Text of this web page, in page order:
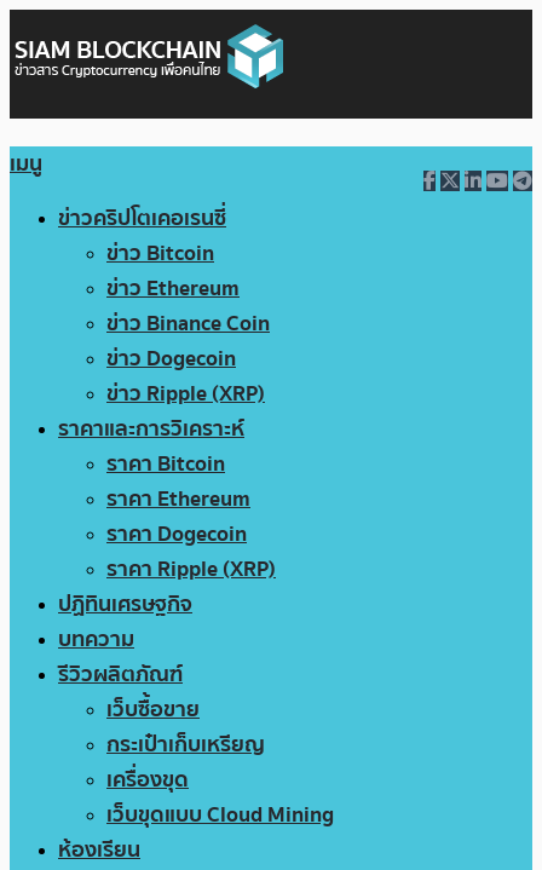
เมนู
ข่าวคริปโตเคอเรนซี่
ข่าว Bitcoin
ข่าว Ethereum
ข่าว Binance Coin
ข่าว Dogecoin
ข่าว Ripple (XRP)
ราคาและการวิเคราะห์
ราคา Bitcoin
ราคา Ethereum
ราคา Dogecoin
ราคา Ripple (XRP)
ปฏิทินเศรษฐกิจ
บทความ
รีวิวผลิตภัณฑ์
เว็บซื้อขาย
กระเป๋าเก็บเหรียญ
เครื่องขุด
เว็บขุดแบบ Cloud Mining
ห้องเรียน